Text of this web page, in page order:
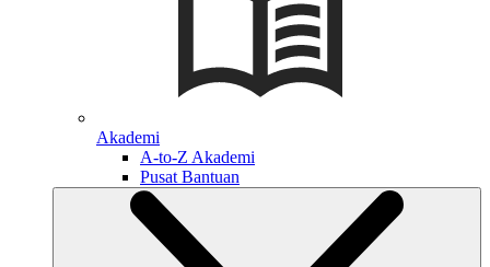
Akademi
A-to-Z Akademi
Pusat Bantuan